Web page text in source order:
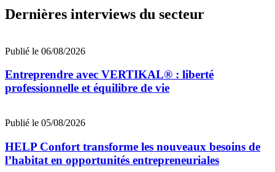
Dernières interviews du secteur
Publié le 06/08/2026
Entreprendre avec VERTIKAL® : liberté
professionnelle et équilibre de vie
Publié le 05/08/2026
HELP Confort transforme les nouveaux besoins de
l’habitat en opportunités entrepreneuriales